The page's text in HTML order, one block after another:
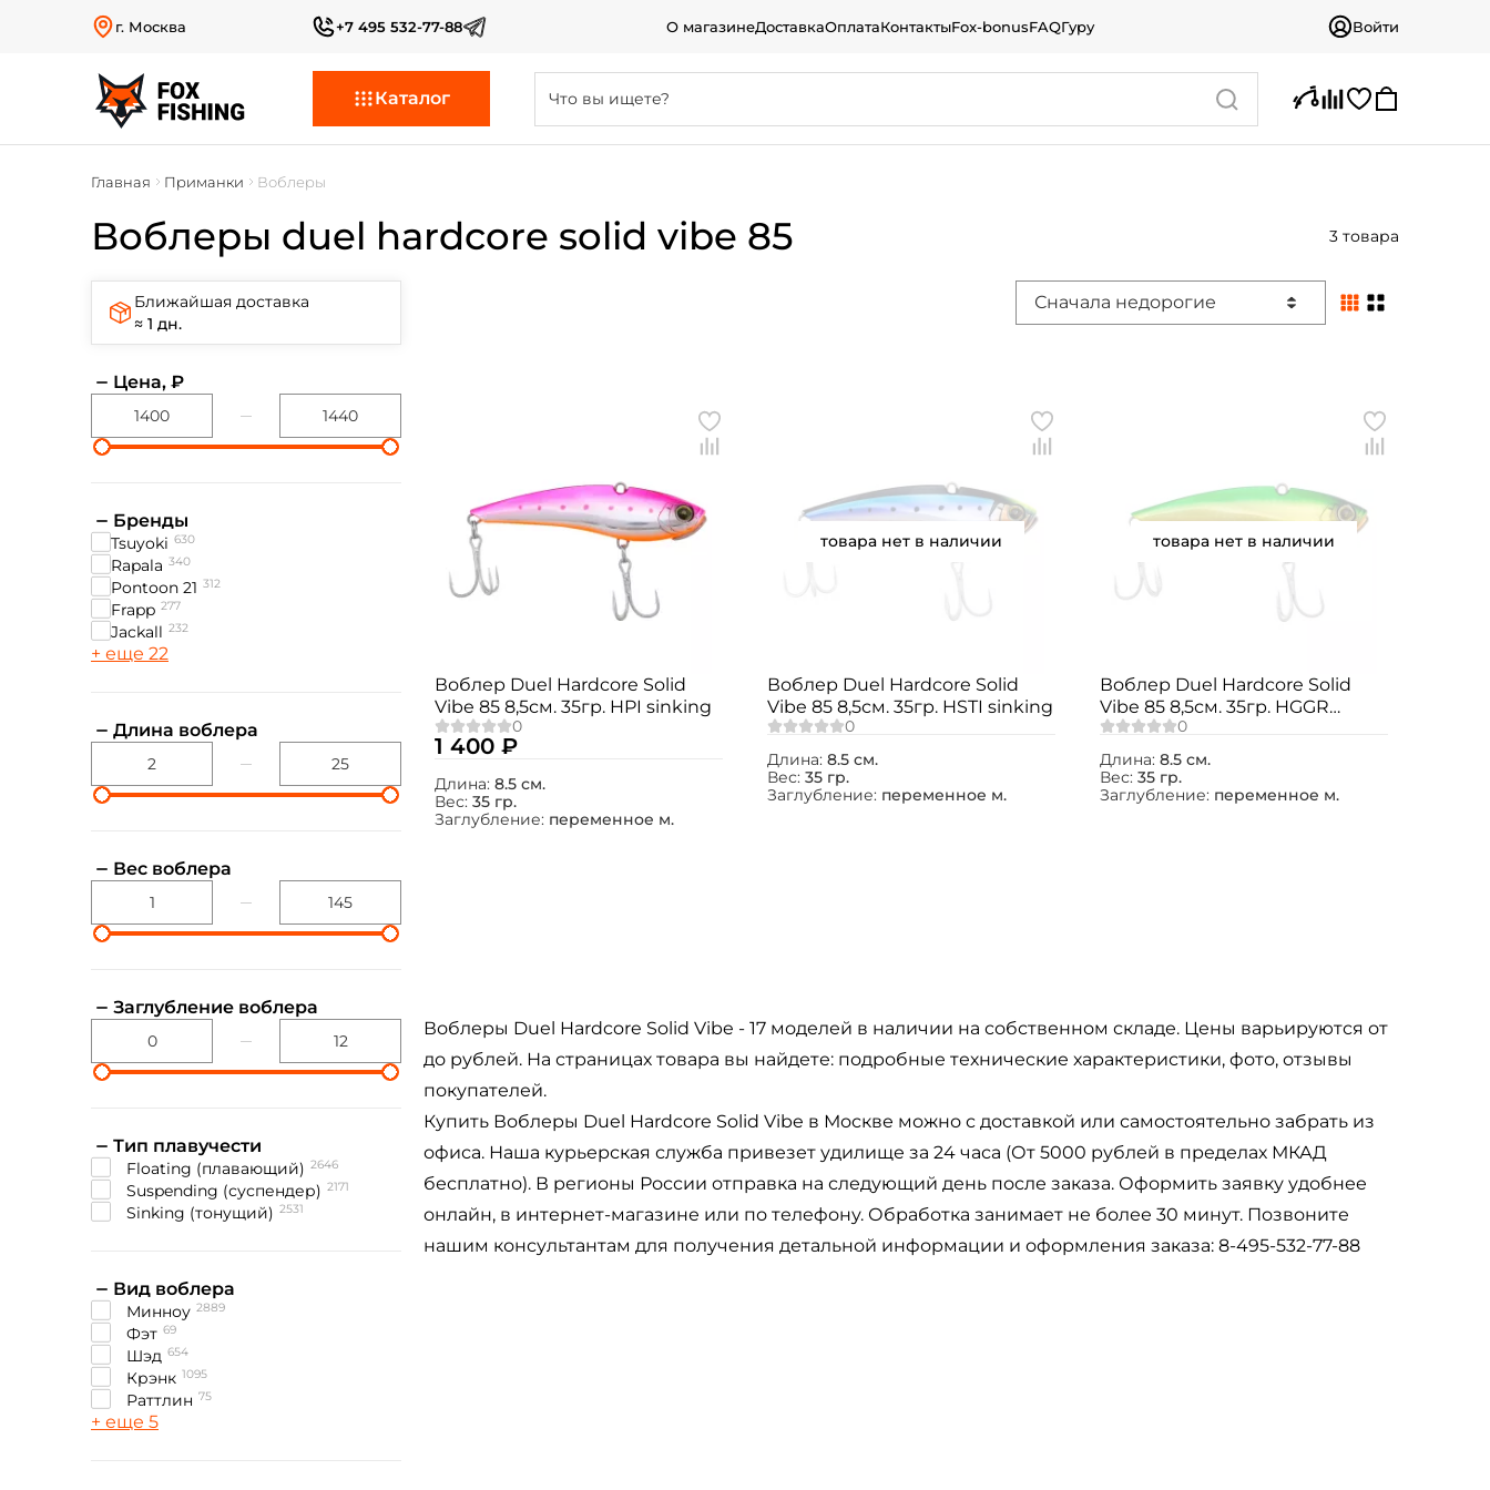
г. Москва +7 495 532-77-88 О магазинеДоставкаОплатаКонтактыFox-bonusFAQГуру Войти
Каталог
Главная Приманки Воблеры
Воблеры duel hardcore solid vibe 85 3 товара
Ближайшая доставка
≈ 1 дн.
Цена, ₽
Бренды
Tsuyoki 630
Rapala 340
Pontoon 21 312
Frapp 277
Jackall 232
+ еще 22
Длина воблера
Вес воблера
Заглубление воблера
Тип плавучести
floating (плавающий) 2646
suspending (суспендер) 2171
sinking (тонущий) 2531
Вид воблера
Минноу 2889
Фэт 69
Шэд 654
Крэнк 1095
Раттлин 75
+ еще 5
Сначала недорогие
Воблер Duel Hardcore Solid
Vibe 85 8,5см. 35гр. HPI sinking
1 400 ₽
Длина: 8.5 см.
Вес: 35 гр.
Заглубление: переменное м.
товара нет в наличии
Воблер Duel Hardcore Solid
Vibe 85 8,5см. 35гр. HSTI sinking
Длина: 8.5 см.
Вес: 35 гр.
Заглубление: переменное м.
товара нет в наличии
Воблер Duel Hardcore Solid
Vibe 85 8,5см. 35гр. HGGR
sinking
Длина: 8.5 см.
Вес: 35 гр.
Заглубление: переменное м.
Воблеры Duel Hardcore Solid Vibe - 17 моделей в наличии на собственном складе. Цены варьируются от
до рублей. На страницах товара вы найдете: подробные технические характеристики, фото, отзывы
покупателей.
Купить Воблеры Duel Hardcore Solid Vibe в Москве можно с доставкой или самостоятельно забрать из
офиса. Наша курьерская служба привезет удилище за 24 часа (От 5000 рублей в пределах МКАД
бесплатно). В регионы России отправка на следующий день после заказа. Оформить заявку удобнее
онлайн, в интернет-магазине или по телефону. Обработка занимает не более 30 минут. Позвоните
нашим консультантам для получения детальной информации и оформления заказа: 8-495-532-77-88
Номер телефона: *
Придумайте пароль: *
Заполняя данную форму вы соглашаетесь на